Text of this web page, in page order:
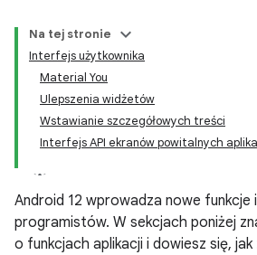
Na tej stronie
Interfejs użytkownika
Material You
Ulepszenia widżetów
Wstawianie szczegółowych treści
Interfejs API ekranów powitalnych
Android 12 wprowadza nowe funkcje
programistów. W sekcjach poniżej
o funkcjach aplikacji i dowiesz się,